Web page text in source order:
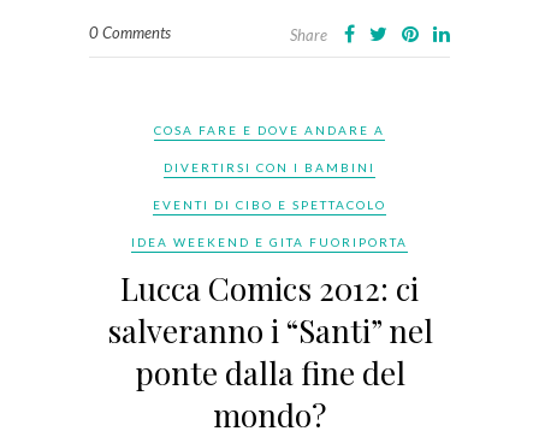
0 Comments Share
COSA FARE E DOVE ANDARE A
DIVERTIRSI CON I BAMBINI
EVENTI DI CIBO E SPETTACOLO
IDEA WEEKEND E GITA FUORIPORTA
Lucca Comics 2012: ci
salveranno i “Santi” nel
ponte dalla fine del
mondo?